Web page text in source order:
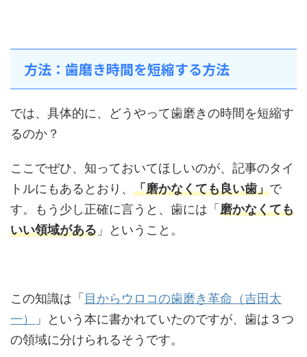
方法：歯磨き時間を短縮する方法
では、具体的に、どうやって歯磨きの時間を短縮す
るのか？
ここでぜひ、知っておいてほしいのが、記事のタイ
トルにもあるとおり、 「磨かなくても良い歯」で
す。もう少し正確に言うと、歯には「 磨かなくても
いい領域がある 」ということ。
この知識は「 目からウロコの歯磨き革命（吉田太
一）
」という本に書かれていたのですが、歯は３つ
の領域に分けられるそうです。